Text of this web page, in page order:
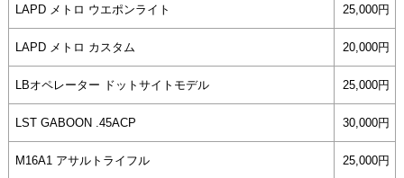
LAPD メトロ ウエポンライト 25,000円
LAPD メトロ カスタム 20,000円
LBオペレーター ドットサイトモデル 25,000円
LST GABOON .45ACP 30,000円
M16A1 アサルトライフル 25,000円